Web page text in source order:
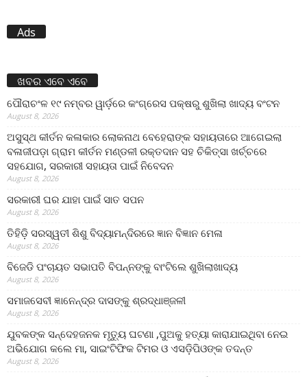
Ads
ଖବର ଏବେ ଏବେ
ପୌରାଚଂଳ ୧୯ ନମ୍ବର ୱାର୍ଡ଼ରେ କଂଗ୍ରେସ ପକ୍ଷରୁ ଶୁଖିଲା ଖାଦ୍ୟ ବଂଟନ
August 8, 2026
ଅସୁସ୍ଥ କୀର୍ତନ କଳାକାର ଲୋକନାଥ ବେହେରାଙ୍କ ସହାୟତାରେ ଆଗେଇଲା
ବଳାଜୀପଡ଼ା ଗ୍ରାମ କୀର୍ତନ ମଣ୍ଡଳୀ ରକ୍ତଦାନ ସହ ଚିକିତ୍ସା ଖର୍ଚ୍ଚରେ
ସହଯୋଗ, ସରକାରୀ ସହାୟତା ପାଇଁ ନିବେଦନ
August 8, 2026
ସରକାରୀ ଘର ଯାହା ପାଇଁ ସାତ ସପନ
August 8, 2026
ତିହିଡି଼ ସରସ୍ୱତୀ ଶିଶୁ ବିଦ୍ୟାମନ୍ଦିରରେ ଜ୍ଞାନ ବିଜ୍ଞାନ ମେଳା
August 8, 2026
ବିଜେଡି ପଂଚାୟତ ସଭାପତି ବିପନ୍ନଙ୍କୁ ବାଂଟିଲେ ଶୁଖିଲାଖାଦ୍ୟ
August 8, 2026
ସମାଜସେବୀ ଜ୍ଞାନେନ୍ଦ୍ର ଦାସଙ୍କୁ ଶ୍ରଦ୍ଧାଞ୍ଜଳୀ
August 8, 2026
ଯୁବକଙ୍କ ସନ୍ଦେହଜନକ ମୃତ୍ୟୁ ଘଟଣା ,ପୁଅକୁ ହତ୍ୟା କାରାଯାଇଥିବା ନେଇ
ଅଭିଯୋଗ କଲେ ମା, ସାଇଂଟିଫିକ ଟିମର ଓ ଏସଡ଼ିପିଓଙ୍କ ତଦନ୍ତ
August 8, 2026